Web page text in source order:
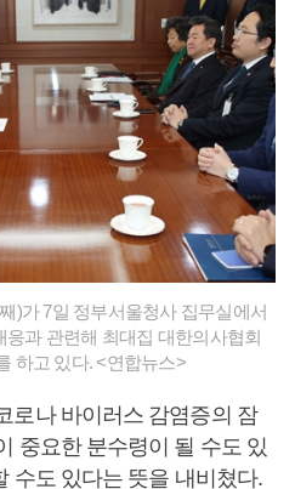
)가 7일 정부서울청사 집무실에서
과 관련해 최대집 대한의사협회
하고 있다. <연합뉴스>
로나 바이러스 감염증의 잠
중요한 분수령이 될 수도 있
수도 있다는 뜻을 내비쳤다.